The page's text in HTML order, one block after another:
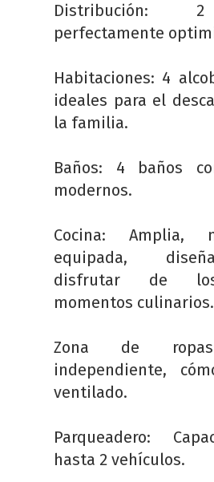
Distribución:
perfectamente
Habitaciones: 4
ideales para el
la familia.
Baños: 4 baños
modernos.
Cocina: Amplia,
equipada,
disfrutar de
momentos culinarios.
Zona de
independiente,
ventilado.
Parqueadero:
hasta 2 vehículos.